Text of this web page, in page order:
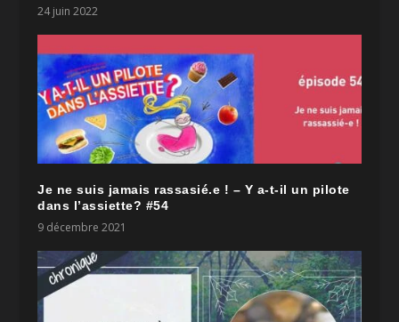
24 juin 2022
Je ne suis jamais rassasié.e ! – Y a-t-il un pilote
dans l’assiette? #54
9 décembre 2021